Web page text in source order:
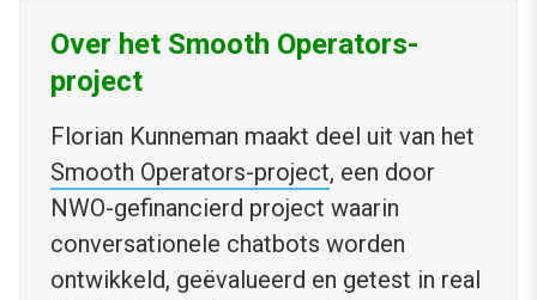
Over het Smooth Operators-
project
Florian Kunneman maakt deel uit van het
Smooth Operators-project, een door
NWO-gefinancierd project waarin
conversationele chatbots worden
ontwikkeld, geëvalueerd en getest in real